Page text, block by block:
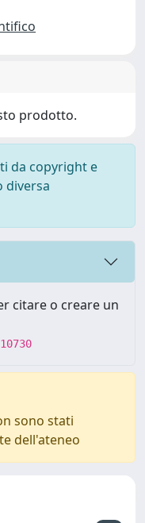
prodotto.
da copyright e
diversa
citare o creare un
sono stati
dell'ateneo